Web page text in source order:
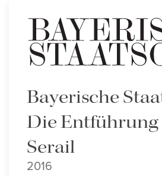
Bayerische
Die Entführung
Serail
2016